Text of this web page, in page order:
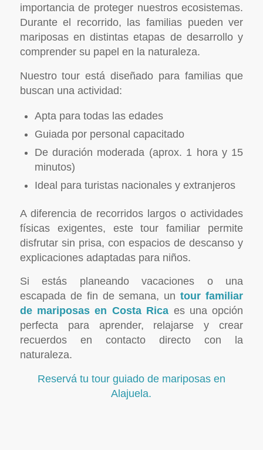
importancia de proteger nuestros ecosistemas.
Durante el recorrido, las familias pueden ver
mariposas en distintas etapas de desarrollo y
comprender su papel en la naturaleza.
Nuestro tour está diseñado para familias que
buscan una actividad:
Apta para todas las edades
Guiada por personal capacitado
De duración moderada (aprox. 1 hora y 15
minutos)
Ideal para turistas nacionales y extranjeros
A diferencia de recorridos largos o actividades
físicas exigentes, este tour familiar permite
disfrutar sin prisa, con espacios de descanso y
explicaciones adaptadas para niños.
Si estás planeando vacaciones o una
escapada de fin de semana, untour familiar
de mariposas en Costa Rica es una opción
perfecta para aprender, relajarse y crear
recuerdos en contacto directo con la
naturaleza.
Reservá tu tour guiado de mariposas en
Alajuela.